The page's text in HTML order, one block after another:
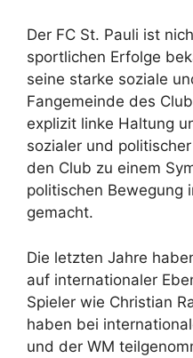
Der FC St. Pauli ist
sportlichen Erfolge
seine starke soziale
Fangemeinde des
explizit linke Haltung
sozialer und
den Club zu einem
politischen Bewegung
gemacht.
Die letzten Jahre
auf internationaler
Spieler wie Christian
haben bei
und der WM